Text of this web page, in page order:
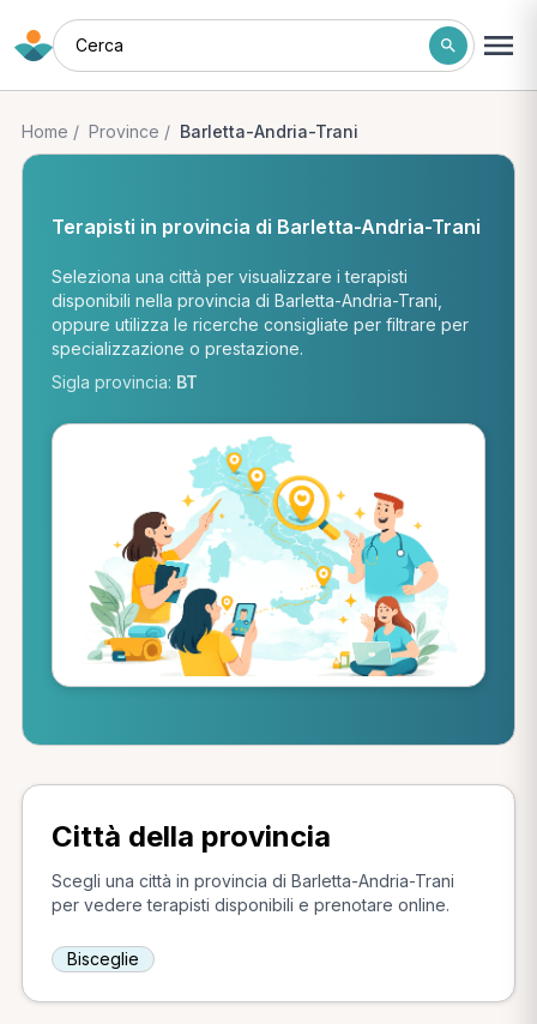
Cerca
Home / Province / Barletta-Andria-Trani
Terapisti in provincia di Barletta-Andria-Trani
Seleziona una città per visualizzare i terapisti
disponibili nella provincia di Barletta-Andria-Trani,
oppure utilizza le ricerche consigliate per filtrare per
specializzazione o prestazione.
Sigla provincia: BT
Città della provincia
Scegli una città in provincia di Barletta-Andria-Trani
per vedere terapisti disponibili e prenotare online.
Bisceglie